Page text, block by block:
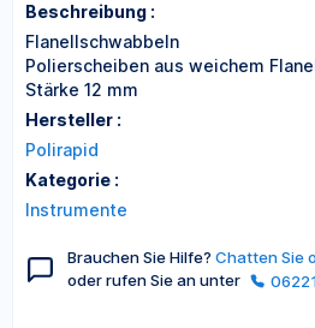
Beschreibung :
Flanellschwabbeln
Polierscheiben aus weichem
Stärke 12 mm
Hersteller :
Polirapid
Kategorie :
Instrumente
Brauchen Sie Hilfe? Chatten Sie
oder rufen Sie an unter